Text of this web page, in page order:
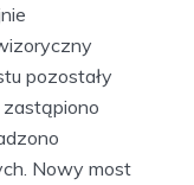
pozostały
Nowy most